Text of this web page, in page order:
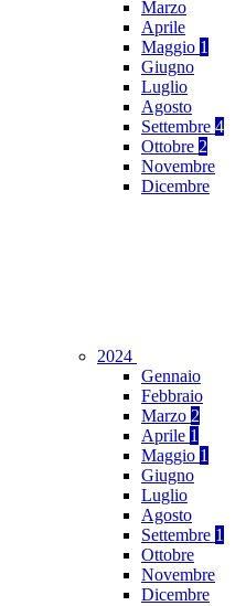
Marzo
Aprile
Maggio 1
Giugno
Luglio
Agosto
Settembre 4
Ottobre 2
Novembre
Dicembre
2024
Gennaio
Febbraio
Marzo 2
Aprile 1
Maggio 1
Giugno
Luglio
Agosto
Settembre 1
Ottobre
Novembre
Dicembre